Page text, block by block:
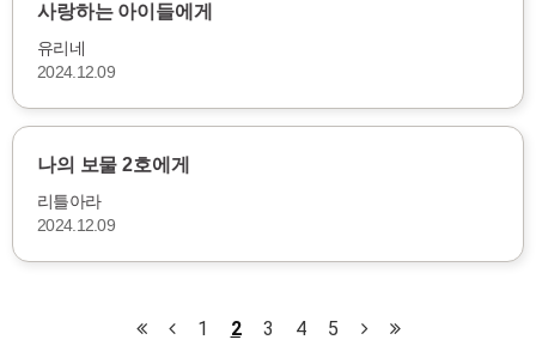
사랑하는 아이들에게
유리네
2024.12.09
나의 보물 2호에게
리틀아라
2024.12.09
1 2 3 4 5